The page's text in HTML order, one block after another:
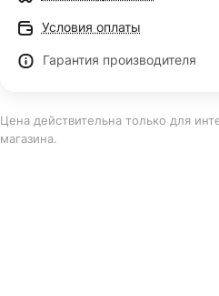
Условия оплаты
Гарантия производителя
Цена действительна только для
магазина.